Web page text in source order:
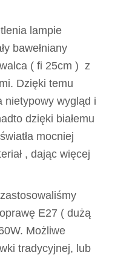
lampie
bawełniany
( fi 25cm ) z
Dzięki temu
nietypowy wygląd i
dzięki białemu
mocniej
, dając więcej
E27 ( dużą
Możliwe
tradycyjnej, lub